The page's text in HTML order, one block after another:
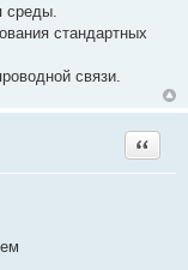
среды.
стандартных
связи.
Цитата